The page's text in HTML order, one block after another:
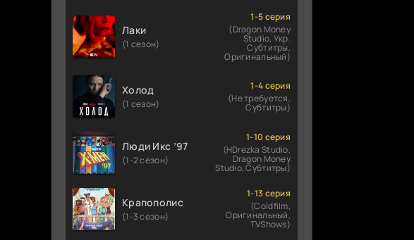
Лаки
(1 сезон)
1-5 серия
(Dragon Money
Studio, Укр.
Субтитры,
Оригинальный)
Холод
(1 сезон)
1-4 серия
(Не требуется,
Субтитры)
Люди Икс ’97
(1-2 сезон)
1-10 серия
(HDrezka Studio,
Dragon Money
Studio, Субтитры)
Крапополис
(1-3 сезон)
1-13 серия
(Coldfilm,
Оригинальный,
TVShows)